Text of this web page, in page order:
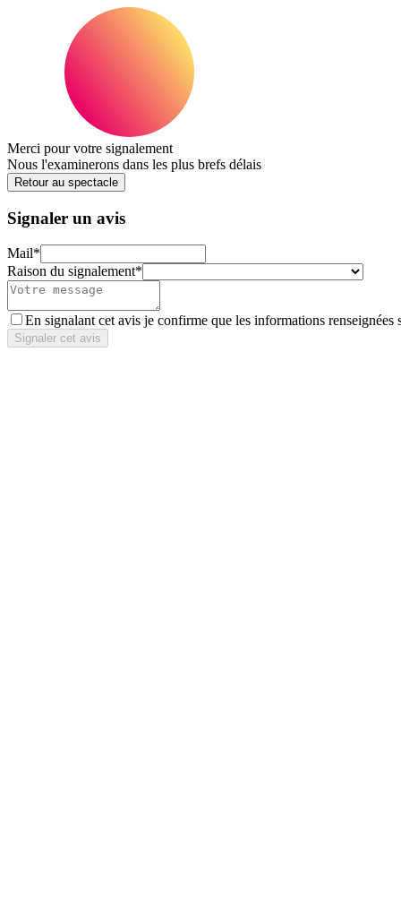
Merci pour votre signalement
Nous l'examinerons dans les plus brefs délais
Retour au spectacle
Signaler un avis
Mail*
Raison du signalement*
En signalant cet avis je confirme que les informations renseignées
Signaler cet avis